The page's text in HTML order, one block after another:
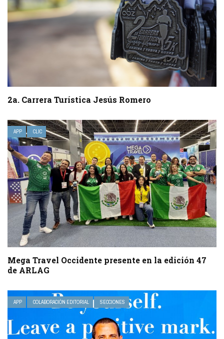
2a. Carrera Turística Jesús Romero
APP CLIC
Mega Travel Occidente presente en la edición 47
de ARLAG
APP COLABORACIÓN EDITORIAL SECCIONES